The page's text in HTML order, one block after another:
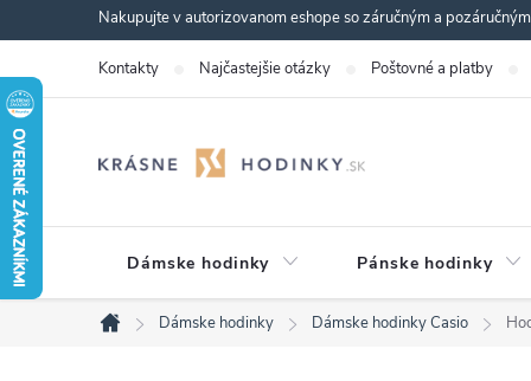
na
obsah
Nakupujte v autorizovanom eshope so záručným a
Kontakty Najčastejšie otázky Poštovné a platby
Dámske hodinky Pánske hodinky
Domov
Dámske hodinky Dámske hodinky Casio